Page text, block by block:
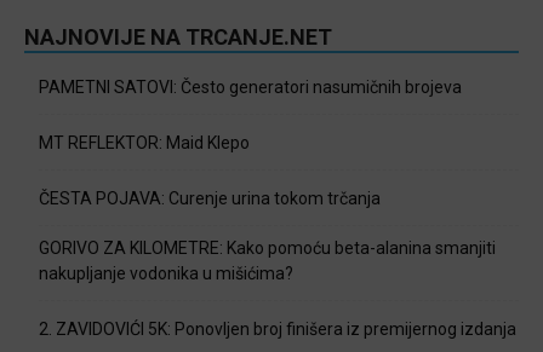
NAJNOVIJE NA TRCANJE.NET
PAMETNI SATOVI: Često generatori nasumičnih brojeva
MT REFLEKTOR: Maid Klepo
ČESTA POJAVA: Curenje urina tokom trčanja
GORIVO ZA KILOMETRE: Kako pomoću beta-alanina smanjiti
nakupljanje vodonika u mišićima?
2. ZAVIDOVIĆI 5K: Ponovljen broj finišera iz premijernog izdanja